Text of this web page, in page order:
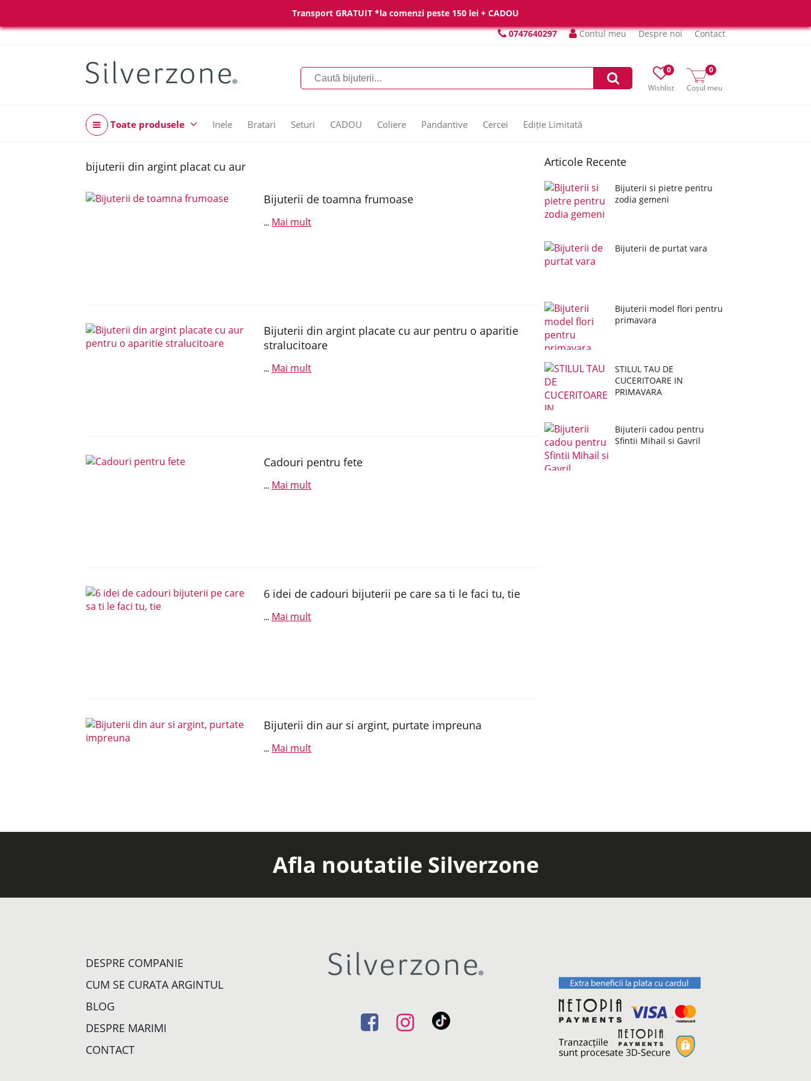
Transport GRATUIT *la comenzi peste 150 lei + CADOU
0747640297
Contul meu Despre noi Contact
Wishlist
0
Coșul meu
0
Toate produsele Inele Bratari Seturi CADOU Coliere Pandantive Cercei Ediție Limitată
bijuterii din argint placat cu aur
Bijuterii de toamna frumoase
... Mai mult
Bijuterii din argint placate cu aur pentru o aparitie
stralucitoare
... Mai mult
Cadouri pentru fete
... Mai mult
6 idei de cadouri bijuterii pe care sa ti le faci tu, tie
... Mai mult
Bijuterii din aur si argint, purtate impreuna
... Mai mult
Articole Recente
Bijuterii si pietre pentru
zodia gemeni
Bijuterii de purtat vara
Bijuterii model flori pentru
primavara
STILUL TAU DE
CUCERITOARE IN
PRIMAVARA
Bijuterii cadou pentru
Sfintii Mihail si Gavril
Afla noutatile Silverzone
DESPRE COMPANIE
CUM SE CURATA ARGINTUL
BLOG
DESPRE MARIMI
CONTACT